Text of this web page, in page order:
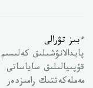
ءبىز تۋرالى
پايدالانۋشىلىق كەلىسىم
قۇپىيالىلىق ساياساتى
مەملەكەتتىك رامىزدەر